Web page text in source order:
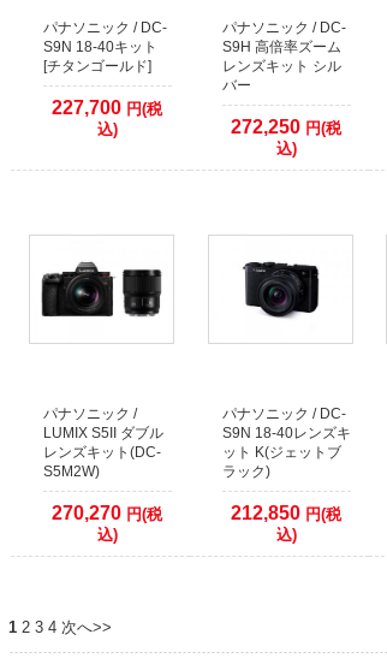
パナソニック / DC-
S9N 18-40キット
[チタンゴールド]
227,700 円(税
込)
パナソニック / DC-
S9H 高倍率ズーム
レンズキット シル
バー
272,250 円(税
込)
パナソニック /
LUMIX S5II ダブル
レンズキット(DC-
S5M2W)
270,270 円(税
込)
パナソニック / DC-
S9N 18-40レンズキ
ット K(ジェットブ
ラック)
212,850 円(税
込)
1 2 3 4 次へ>>